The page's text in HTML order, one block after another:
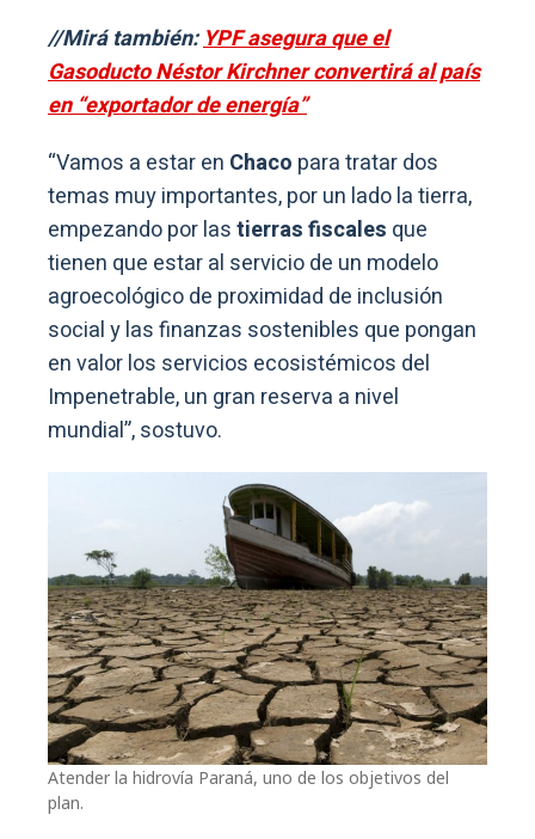
//Mirá también:YPF asegura que el
Gasoducto Néstor Kirchner convertirá al país
en “exportador de energía”
“Vamos a estar en Chaco para tratar dos
temas muy importantes, por un lado la tierra,
empezando por lastierras fiscales que
tienen que estar al servicio de un modelo
agroecológico de proximidad de inclusión
social y las finanzas sostenibles que pongan
en valor los servicios ecosistémicos del
Impenetrable, un gran reserva a nivel
mundial”, sostuvo.
Atender la hidrovía Paraná, uno de los objetivos del
plan.